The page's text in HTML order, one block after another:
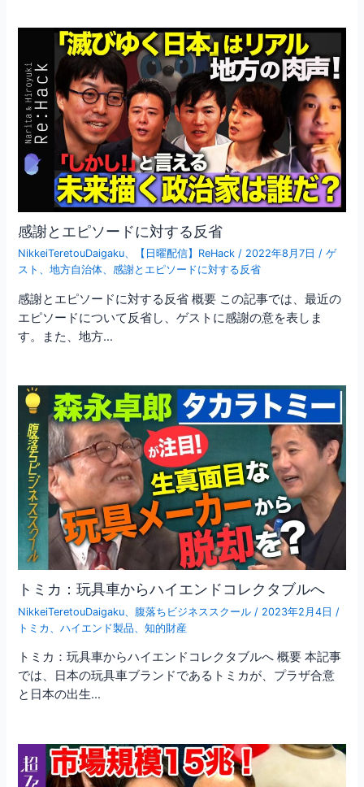
感謝とエピソードに対する反省
NikkeiTeretouDaigaku、 【日曜配信】ReHack / 2022年8月7日 /ゲ
スト 、地方自治体、感謝とエピソードに対する反省
感謝とエピソードに対する反省 概要 この記事では、最近の
エピソードについて反省し、ゲストに感謝の意を表しま
す。また、地方…
トミカ：玩具車からハイエンドコレクタブルへ
NikkeiTeretouDaigaku 腹落ちビジネススクール / 2023年2月4日 /
トミカ
、ハイエンド製品 、知的財産
トミカ：玩具車からハイエンドコレクタブルへ 概要 本記事
では、日本の玩具車ブランドであるトミカが、プラザ合意
と日本の出生…